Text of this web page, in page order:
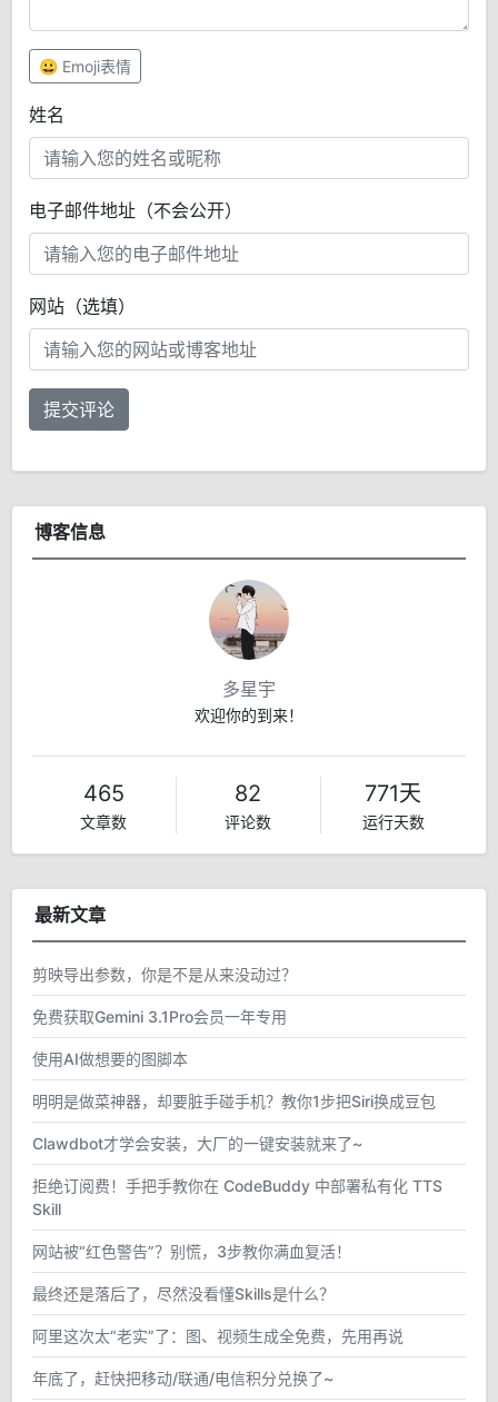
😀 Emoji表情
姓名
电子邮件地址（不会公开）
网站（选填）
提交评论
博客信息
多星宇
欢迎你的到来！
465
文章数
82
评论数
771天
运行天数
最新文章
剪映导出参数，你是不是从来没动过？
免费获取Gemini 3.1Pro会员一年专用
使用AI做想要的图脚本
明明是做菜神器，却要脏手碰手机？教你1步把Siri换成豆包
Clawdbot才学会安装，大厂的一键安装就来了~
拒绝订阅费！手把手教你在 CodeBuddy 中部署私有化 TTS
Skill
网站被“红色警告”？别慌，3步教你满血复活！
最终还是落后了，尽然没看懂Skills是什么？
阿里这次太“老实”了：图、视频生成全免费，先用再说
年底了，赶快把移动/联通/电信积分兑换了~